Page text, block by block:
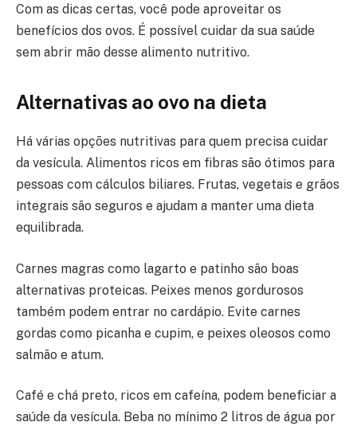
Com as dicas certas, você pode aproveitar os
benefícios dos ovos. É possível cuidar da sua saúde
sem abrir mão desse alimento nutritivo.
Alternativas ao ovo na dieta
Há várias opções nutritivas para quem precisa cuidar
da vesícula. Alimentos ricos em fibras são ótimos para
pessoas com cálculos biliares. Frutas, vegetais e grãos
integrais são seguros e ajudam a manter uma dieta
equilibrada.
Carnes magras como lagarto e patinho são boas
alternativas proteicas. Peixes menos gordurosos
também podem entrar no cardápio. Evite carnes
gordas como picanha e cupim, e peixes oleosos como
salmão e atum.
Café e chá preto, ricos em cafeína, podem beneficiar a
saúde da vesícula. Beba no mínimo 2 litros de água por